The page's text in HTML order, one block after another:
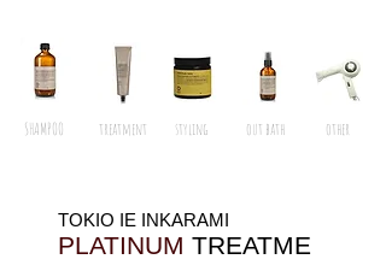
TOKIO IE INKARAMI
PLATINUM TREATME
other
out bath
styling
treatment
SHAMPOO